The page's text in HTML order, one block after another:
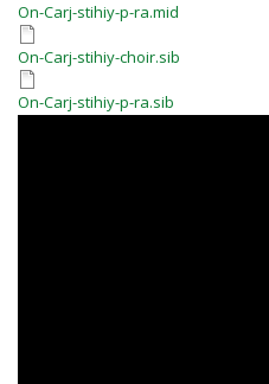
On-Carj-stihiy-p-ra.mid
On-Carj-stihiy-choir.sib
On-Carj-stihiy-p-ra.sib